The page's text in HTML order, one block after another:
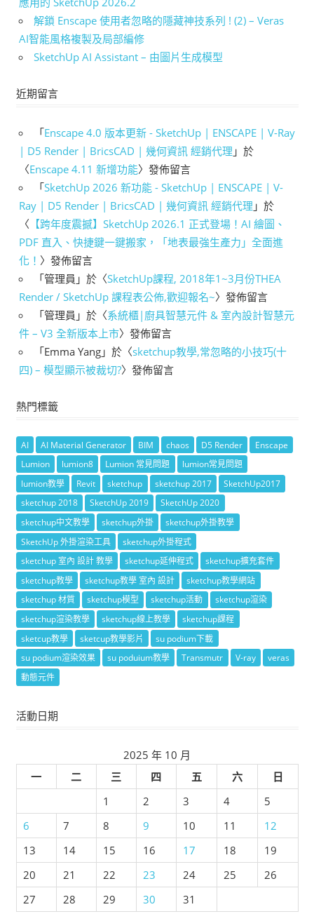
解鎖 Enscape 使用者忽略的隱藏神技系列 ! (2) – Veras
AI智能風格複製及局部編修
SketchUp AI Assistant – 由圖片生成模型
近期留言
「Enscape 4.0 版本更新 - SketchUp | ENSCAPE | V-Ray
| D5 Render | BricsCAD | 幾何資訊 經銷代理 」於
〈Enscape 4.11 新增功能〉發佈留言
「SketchUp 2026 新功能 - SketchUp | ENSCAPE | V-
Ray | D5 Render | BricsCAD | 幾何資訊 經銷代理 」於
〈 【跨年度震撼】SketchUp 2026.1 正式登場！AI 繪圖、
PDF 直入、快捷鍵一鍵搬家，「地表最強生產力」全面進
化！ 〉發佈留言
「管理員 」於〈SketchUp課程, 2018年1~3月份THEA
Render / SketchUp 課程表公佈,歡迎報名~〉發佈留言
「管理員 」於〈系統櫃|廚具智慧元件 & 室內設計智慧元
件 – V3 全新版本上市〉發佈留言
「Emma Yang 」於〈sketchup教學,常忽略的小技巧(十
四) – 模型顯示被裁切?〉發佈留言
熱門標籤
AI AI Material Generator BIM chaos D5 Render
Enscape
Lumion
lumion8 Lumion 常見問題
lumion常見問題
lumion教學
Revit sketchup sketchup 2017
SketchUp2017
sketchup 2018
SketchUp 2019
SketchUp 2020
sketchup中文教學
sketchup外掛
sketchup外掛教學
SketchUp 外掛渲染工具
sketchup外掛程式
sketchup 室內 設計 教學
sketchup延伸程式
sketchup擴充套件
sketchup教學
sketchup教學 室內 設計
sketchup教學網站
sketchup 材質
sketchup模型 sketchup活動
sketchup渲染
sketchup渲染教學
sketchup線上教學
sketchup課程
sketcup教學
sketcup教學影片
su podium下載
su podium渲染效果
su poduium教學 Transmutr V-ray
veras
動態元件
活動日期
2025 年 10 月
一
二 三 四 五 六
日
1
2 3 4
5
6
7 8 9 10 11
12
13
14 15 16 17 18
19
20
21 22 23 24 25
26
27
28 29 30 31